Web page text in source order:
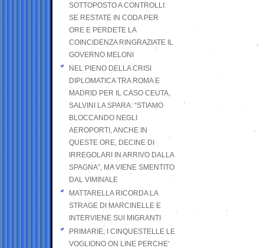
SOTTOPOSTO A CONTROLLI:
SE RESTATE IN CODA PER
ORE E PERDETE LA
COINCIDENZA RINGRAZIATE IL
GOVERNO MELONI
NEL PIENO DELLA CRISI
DIPLOMATICA TRA ROMA E
MADRID PER IL CASO CEUTA,
SALVINI LA SPARA: “STIAMO
BLOCCANDO NEGLI
AEROPORTI, ANCHE IN
QUESTE ORE, DECINE DI
IRREGOLARI IN ARRIVO DALLA
SPAGNA”, MA VIENE SMENTITO
DAL VIMINALE
MATTARELLA RICORDA LA
STRAGE DI MARCINELLE E
INTERVIENE SUI MIGRANTI
PRIMARIE; I CINQUESTELLE LE
VOGLIONO ON LINE PERCHE’